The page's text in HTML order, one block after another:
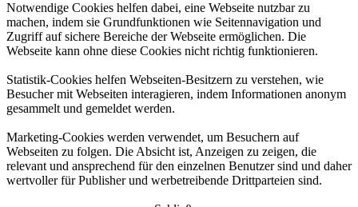
Notwendige Cookies helfen dabei, eine Webseite nutzbar zu
machen, indem sie Grundfunktionen wie Seitennavigation und
Zugriff auf sichere Bereiche der Webseite ermöglichen. Die
Webseite kann ohne diese Cookies nicht richtig funktionieren.
Statistik-Cookies helfen Webseiten-Besitzern zu verstehen, wie
Besucher mit Webseiten interagieren, indem Informationen anonym
gesammelt und gemeldet werden.
Marketing-Cookies werden verwendet, um Besuchern auf
Webseiten zu folgen. Die Absicht ist, Anzeigen zu zeigen, die
relevant und ansprechend für den einzelnen Benutzer sind und daher
wertvoller für Publisher und werbetreibende Drittparteien sind.